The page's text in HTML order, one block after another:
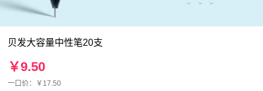
贝发大容量中性笔20支
￥9.50
一口价：￥17.50